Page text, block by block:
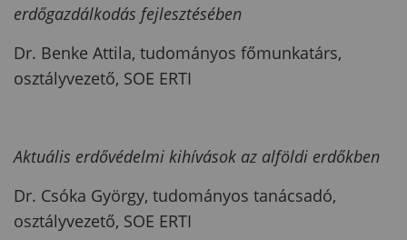
erdőgazdálkodás fejlesztésében
Dr. Benke Attila, tudományos főmunkatárs,
osztályvezető, SOE ERTI
Aktuális erdővédelmi kihívások az alföldi erdőkben
Dr. Csóka György, tudományos tanácsadó,
osztályvezető, SOE ERTI